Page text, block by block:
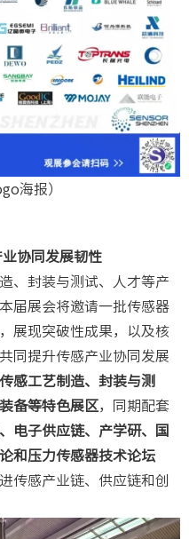
海报）
协同发展韧性
、封装与测试、人才等产
届展会将邀请一批传感器
展现突破性成果，以及核
同提升传感产业协同发展
传感工艺制造、封装与测
备等特色展区 ，同期配套
电子供应链、产学研、国
和压力传感器技术论坛
传感产业链、供应链和创